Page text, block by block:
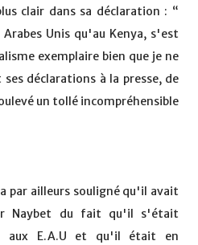
clair dans sa déclaration : “
Unis qu'au Kenya, s'est
exemplaire bien que je ne
déclarations à la presse, de
un tollé incompréhensible
par ailleurs souligné qu'il avait
Naybet du fait qu'il s'était
aux E.A.U et qu'il était en